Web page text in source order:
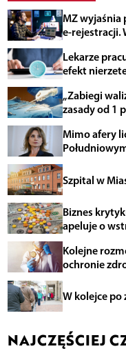
MZ wyjaśnia
e-rejestracji.
Lekarze
efekt
„Zabiegi
zasady od 1
Mimo afery
Szpital w
Biznes
apeluje o
Kolejne
ochronie
W kolejce po
NAJCZĘŚCIEJ